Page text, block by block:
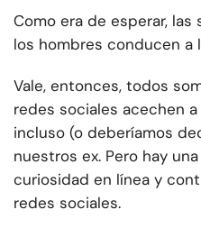
Como era de esperar,
los hombres conducen a
Vale, entonces, todos
redes sociales acechen
incluso (o deberíamos
nuestros ex. Pero hay
curiosidad en línea y
redes sociales.